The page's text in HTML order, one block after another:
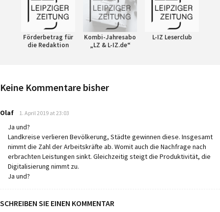
Förderbetrag für
die Redaktion
Kombi-Jahresabo
„LZ & L-IZ.de“
L-IZ Leserclub
Keine Kommentare bisher
Olaf says:
1. April 2019 at 23:03
Ja und?
Landkreise verlieren Bevölkerung, Städte gewinnen diese. Insgesamt
nimmt die Zahl der Arbeitskräfte ab. Womit auch die Nachfrage nach
erbrachten Leistungen sinkt. Gleichzeitig steigt die Produktivität, die
Digitalisierung nimmt zu.
Ja und?
SCHREIBEN SIE EINEN KOMMENTAR